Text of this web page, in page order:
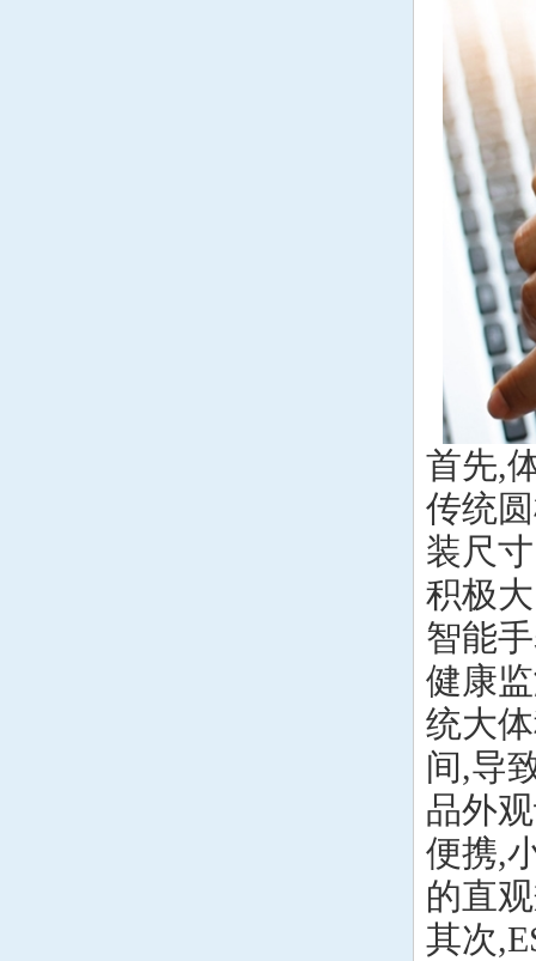
首先,
传统
装尺
积极
智能
健康
统大
间,导
品外
便携,
的直
其次